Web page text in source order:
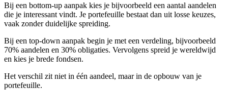
Bij een bottom-up aanpak kies je bijvoorbeeld een aantal aandelen
die je interessant vindt. Je portefeuille bestaat dan uit losse keuzes,
vaak zonder duidelijke spreiding.
Bij een top-down aanpak begin je met een verdeling, bijvoorbeeld
70% aandelen en 30% obligaties. Vervolgens spreid je wereldwijd
en kies je brede fondsen.
Het verschil zit niet in één aandeel, maar in de opbouw van je
portefeuille.